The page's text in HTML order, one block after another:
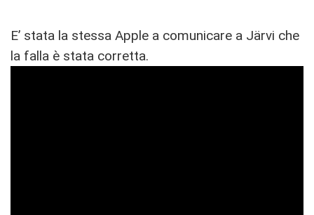
E’ stata la stessa Apple a comunicare a Järvi che
la falla è stata corretta.